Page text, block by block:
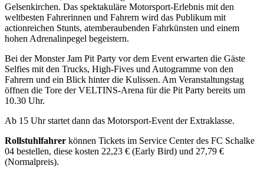
Gelsenkirchen. Das spektakuläre Motorsport-Erlebnis mit den
weltbesten Fahrerinnen und Fahrern wird das Publikum mit
actionreichen Stunts, atemberaubenden Fahrkünsten und einem
hohen Adrenalinpegel begeistern.
Bei der Monster Jam Pit Party vor dem Event erwarten die Gäste
Selfies mit den Trucks, High-Fives und Autogramme von den
Fahrern und ein Blick hinter die Kulissen. Am Veranstaltungstag
öffnen die Tore der VELTINS-Arena für die Pit Party bereits um
10.30 Uhr.
Ab 15 Uhr startet dann das Motorsport-Event der Extraklasse.
Rollstuhlfahrer können Tickets im Service Center des FC Schalke
04 bestellen, diese kosten 22,23 € (Early Bird) und 27,79 €
(Normalpreis).